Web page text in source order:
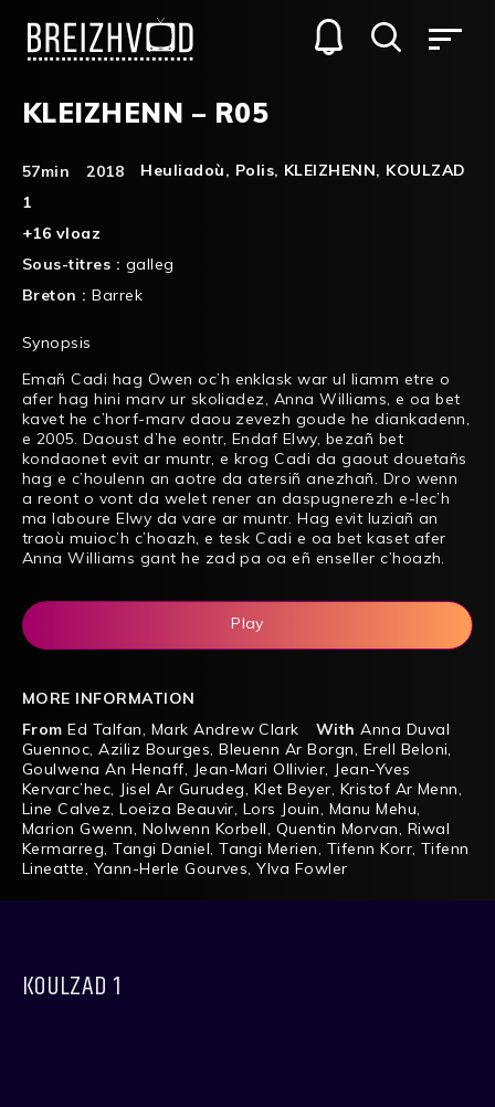
KLEIZHENN – R05
57min 2018 Heuliadoù, Polis, KLEIZHENN, KOULZAD
1
+16 vloaz
Sous-titres : galleg
Breton :Barrek
Synopsis
Emañ Cadi hag Owen oc’h enklask war ul liamm etre o
afer hag hini marv ur skoliadez, Anna Williams, e oa bet
kavet he c’horf-marv daou zevezh goude he diankadenn,
e 2005. Daoust d’he eontr, Endaf Elwy, bezañ bet
kondaonet evit ar muntr, e krog Cadi da gaout douetañs
hag e c’houlenn an aotre da atersiñ anezhañ. Dro wenn
a reont o vont da welet rener an daspugnerezh e-lec’h
ma laboure Elwy da vare ar muntr. Hag evit luziañ an
traoù muioc’h c’hoazh, e tesk Cadi e oa bet kaset afer
Anna Williams gant he zad pa oa eñ enseller c’hoazh.
Play
MORE INFORMATION
From Ed Talfan, Mark Andrew Clark With Anna Duval
Guennoc,Aziliz Bourges,Bleuenn Ar Borgn, Erell Beloni,
Goulwena An Henaff, Jean-Mari Ollivier, Jean-Yves
Kervarc’hec, Jisel Ar Gurudeg, Klet Beyer, Kristof Ar Menn,
Line Calvez,Loeiza Beauvir, Lors Jouin, Manu Mehu,
Marion Gwenn, Nolwenn Korbell, Quentin Morvan, Riwal
Kermarreg,Tangi Daniel,Tangi Merien, Tifenn Korr,Tifenn
Lineatte, Yann-Herle Gourves,Ylva Fowler
KOULZAD 1